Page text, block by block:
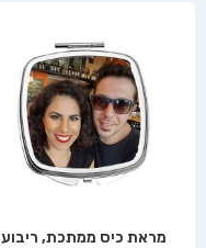
מראת כיס ממתכת, ריבוע